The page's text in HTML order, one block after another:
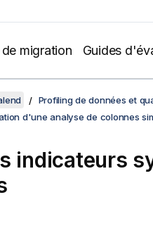
migration Guides
Profiling de données et
d'une analyse de colonnes
indicateurs